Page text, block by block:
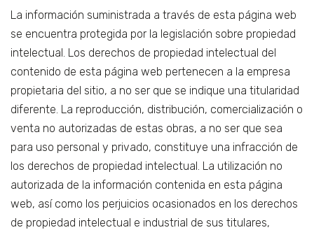
La información suministrada a través de esta página web
se encuentra protegida por la legislación sobre propiedad
intelectual. Los derechos de propiedad intelectual del
contenido de esta página web pertenecen a la empresa
propietaria del sitio, a no ser que se indique una titularidad
diferente. La reproducción, distribución, comercialización o
venta no autorizadas de estas obras, a no ser que sea
para uso personal y privado, constituye una infracción de
los derechos de propiedad intelectual. La utilización no
autorizada de la información contenida en esta página
web, así como los perjuicios ocasionados en los derechos
de propiedad intelectual e industrial de sus titulares,